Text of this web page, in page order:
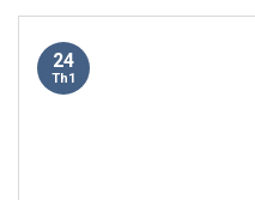
24
Th1